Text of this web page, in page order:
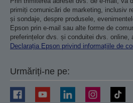
primiți comunicări de marketing, inclusiv
și sondaje, despre produsele,
Epson prin e-mail sau alte forme de
preferințelor dvs. și conduitei dvs.
Declarația Epson privind informațiile de
Urmăriți-ne pe: